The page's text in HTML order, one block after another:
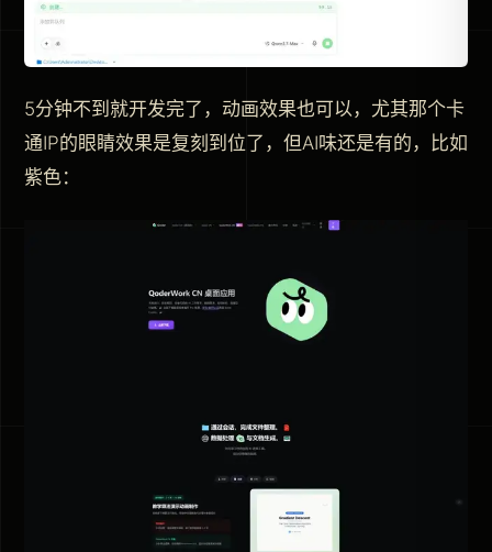
5分钟不到就开发完了，动画效果也可以，尤其那个卡
通IP的眼睛效果是复刻到位了，但AI味还是有的，比如
紫色：